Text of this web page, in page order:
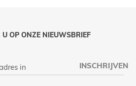
OP ONZE NIEUWSBRIEF
INSCHRIJVEN